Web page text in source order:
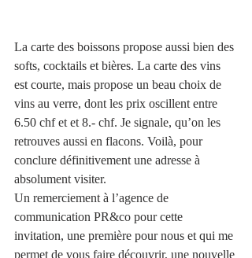
La carte des boissons propose aussi bien des
softs, cocktails et bières. La carte des vins
est courte, mais propose un beau choix de
vins au verre, dont les prix oscillent entre
6.50 chf et et 8.- chf. Je signale, qu’on les
retrouves aussi en flacons. Voilà, pour
conclure définitivement une adresse à
absolument visiter.
Un remerciement à l’agence de
communication PR&co pour cette
invitation, une première pour nous et qui me
permet de vous faire découvrir, une nouvelle